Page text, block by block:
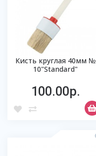
Кисть круглая 40мм №
10"Standard"
100.00р.